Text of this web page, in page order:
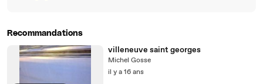
Recommandations
villeneuve saint georges
Michel Gosse
il y a 16 ans